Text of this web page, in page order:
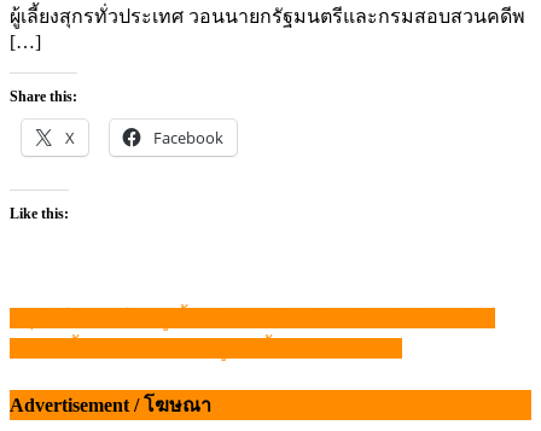
ผู้เลี้ยงสุกรทั่วประเทศ วอนนายกรัฐมนตรีและกรมสอบสวนคดีพ
[…]
Share this:
X Facebook
Like this:
แนะแนว
Advertisement / โฆษณา